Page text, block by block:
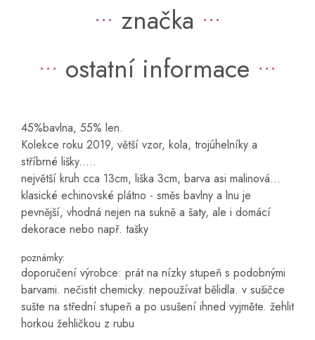
značka
ostatní informace
45%bavlna, 55% len.
Kolekce roku 2019, větší vzor, kola, trojúhelníky a
stříbrné lišky.....
největší kruh cca 13cm, liška 3cm, barva asi malinová...
klasické echinovské plátno - směs bavlny a lnu je
pevnější, vhodná nejen na sukně a šaty, ale i domácí
dekorace nebo např. tašky
poznámky:
doporučení výrobce: prát na nízky stupeň s podobnými
barvami. nečistit chemicky. nepoužívat bělidla. v sušičce
sušte na střední stupeň a po usušení ihned vyjměte. žehlit
horkou žehličkou z rubu